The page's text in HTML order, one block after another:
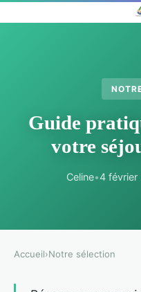
Guide
votre
Celine•4 février
Accueil›Notre sélection